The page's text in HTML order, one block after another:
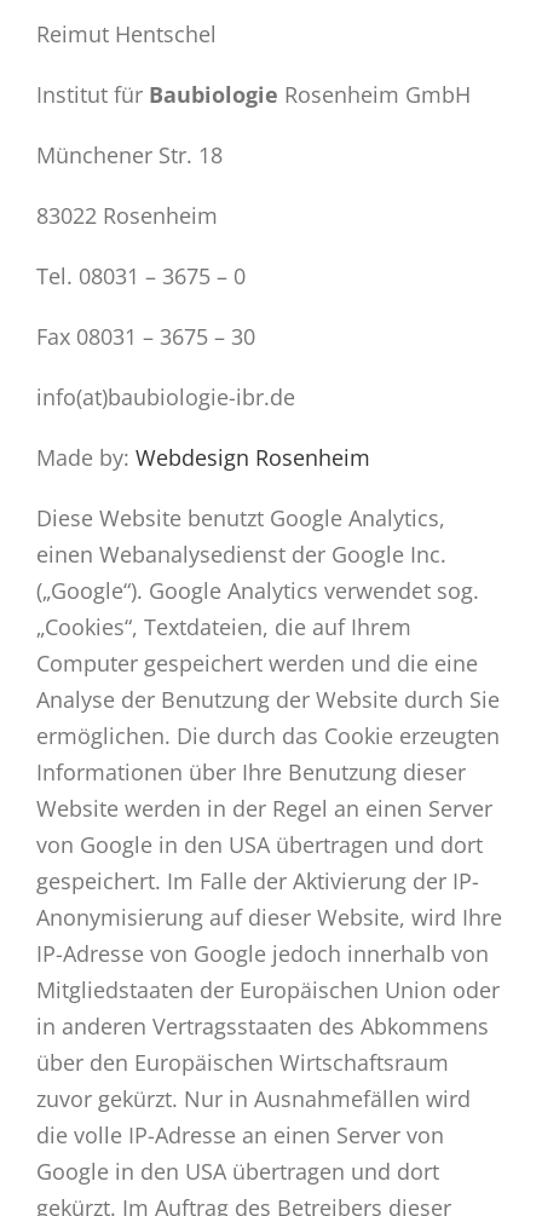
Reimut Hentschel
Institut für Baubiologie Rosenheim GmbH
Münchener Str. 18
83022 Rosenheim
Tel. 08031 – 3675 – 0
Fax 08031 – 3675 – 30
info(at)baubiologie-ibr.de
Made by: Webdesign Rosenheim
Diese Website benutzt Google Analytics,
einen Webanalysedienst der Google Inc.
(„Google“). Google Analytics verwendet sog.
„Cookies“, Textdateien, die auf Ihrem
Computer gespeichert werden und die eine
Analyse der Benutzung der Website durch Sie
ermöglichen. Die durch das Cookie erzeugten
Informationen über Ihre Benutzung dieser
Website werden in der Regel an einen Server
von Google in den USA übertragen und dort
gespeichert. Im Falle der Aktivierung der IP-
Anonymisierung auf dieser Website, wird Ihre
IP-Adresse von Google jedoch innerhalb von
Mitgliedstaaten der Europäischen Union oder
in anderen Vertragsstaaten des Abkommens
über den Europäischen Wirtschaftsraum
zuvor gekürzt. Nur in Ausnahmefällen wird
die volle IP-Adresse an einen Server von
Google in den USA übertragen und dort
gekürzt. Im Auftrag des Betreibers dieser